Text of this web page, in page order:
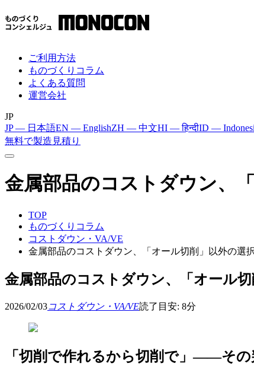
ご利用方法
ものづくりコラム
よくある質問
運営会社
JP
JP — 日本語EN — EnglishZH — 中文HI — हिन्दीID —
無料で製造見積り
金属部品のコストダウン、
TOP
ものづくりコラム
コストダウン・VA/VE
金属部品のコストダウン、「オール切削」以外の選
金属部品のコストダウン、「オール
2026/02/03コストダウン・VA/VE読了目安: 8分
「切削で作れるから切削で」——そ